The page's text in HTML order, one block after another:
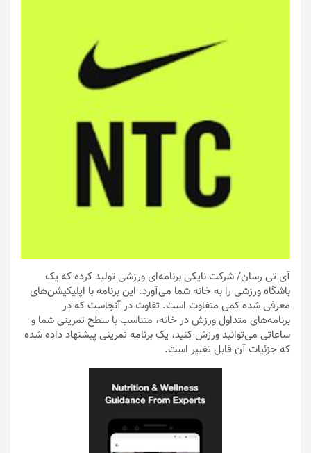
آی تی رسان/ شرکت نایکی برنامه‌ای ورزشی تولید کرده که یک
باشگاه ورزشی را به خانه شما می‌آورد. این برنامه با اپلیکیشن‌های
معرفی شده کمی متفاوت است. تفاوت در آنجاست که در
برنامه‌های متداول ورزش در خانه، متناسب با سطح تمرینی شما و
ساعاتی می‌توانید ورزش کنید، یک برنامه تمرینی پیشنهاد داده شده
که جزئیات آن قابل تغییر است.